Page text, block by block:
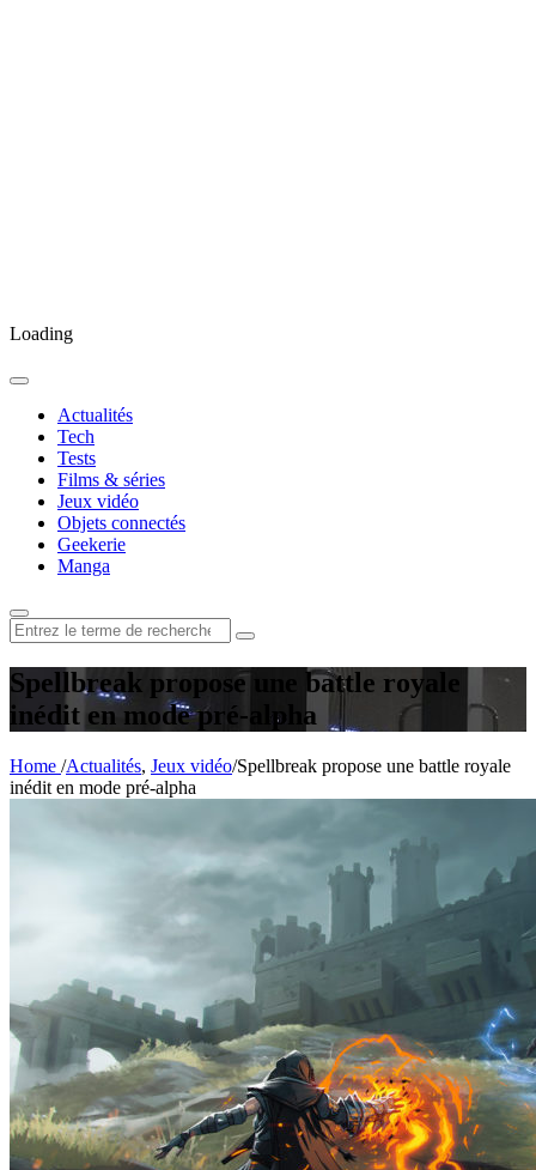
Loading
Actualités
Tech
Tests
Films & séries
Jeux vidéo
Objets connectés
Geekerie
Manga
Rechercher
:
Spellbreak propose une battle royale
inédit en mode pré-alpha
Home /Actualités, Jeux vidéo/Spellbreak propose une battle royale
inédit en mode pré-alpha